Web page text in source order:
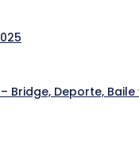
Bridge, Deporte, Baile